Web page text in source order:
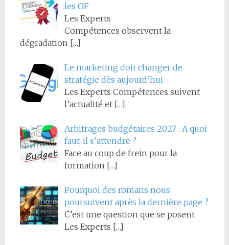
les OF
Les Experts
Compétences observent la
dégradation […]
Le marketing doit changer de
stratégie dès aujourd’hui
Les Experts Compétences suivent
l’actualité et […]
Arbitrages budgétaires 2027 : A quoi
faut-il s’attendre ?
Face au coup de frein pour la
formation […]
Pourquoi des romans nous
poursuivent après la dernière page ?
C’est une question que se posent
Les Experts […]